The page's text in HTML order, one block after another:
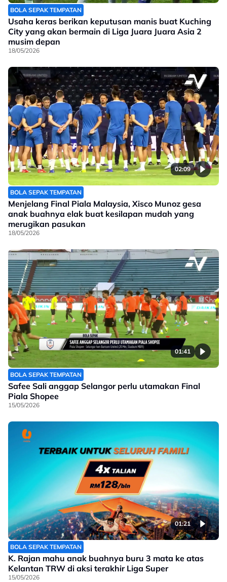
BOLA SEPAK TEMPATAN
Usaha keras berikan keputusan manis buat Kuching
City yang akan bermain di Liga Juara Juara Asia 2
musim depan
18/05/2026
02:09
BOLA SEPAK TEMPATAN
Menjelang Final Piala Malaysia, Xisco Munoz gesa
anak buahnya elak buat kesilapan mudah yang
merugikan pasukan
18/05/2026
01:41
BOLA SEPAK TEMPATAN
Safee Sali anggap Selangor perlu utamakan Final
Piala Shopee
15/05/2026
01:21
BOLA SEPAK TEMPATAN
K. Rajan mahu anak buahnya buru 3 mata ke atas
Kelantan TRW di aksi terakhir Liga Super
15/05/2026